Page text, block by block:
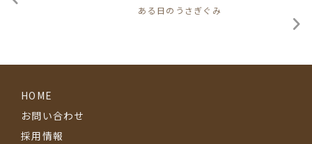
ある日のうさぎぐみ
HOME
お問い合わせ
採用情報